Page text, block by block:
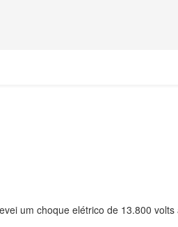
um choque elétrico de 13.800